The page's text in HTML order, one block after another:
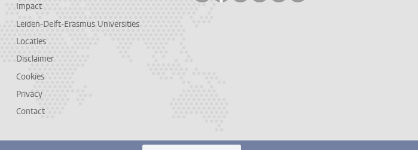
Impact
Leiden-Delft-Erasmus Universities
Locaties
Disclaimer
Cookies
Privacy
Contact